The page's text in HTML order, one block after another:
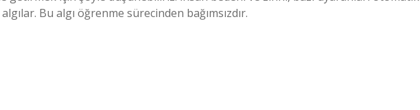
Bu algı öğrenme sürecinden bağımsızdır.